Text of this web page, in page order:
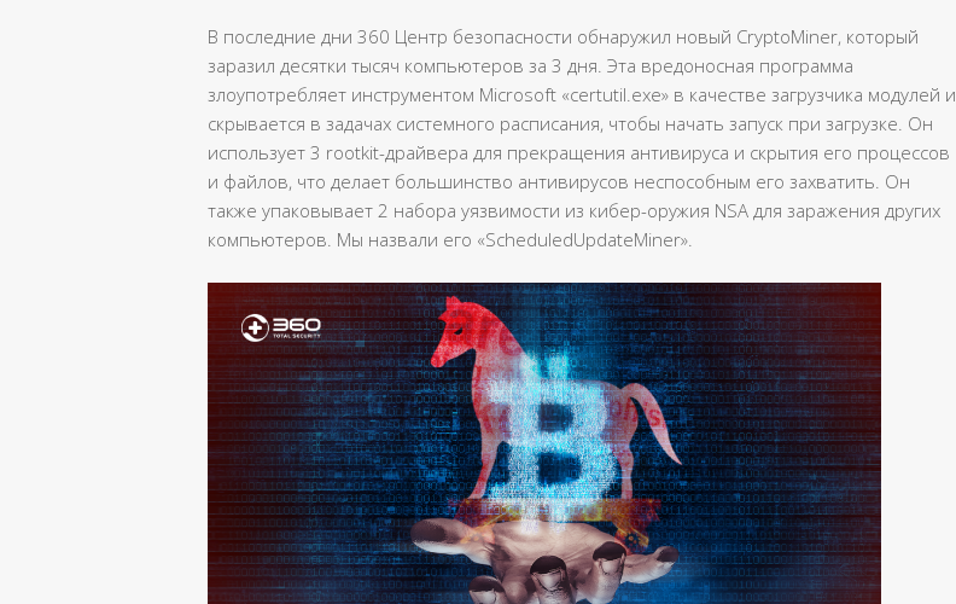
В последние дни 360 Центр безопасности обнаружил новый CryptoMiner, который
заразил десятки тысяч компьютеров за 3 дня. Эта вредоносная программа
злоупотребляет инструментом Microsoft «certutil.exe» в качестве загрузчика модулей и
скрывается в задачах системного расписания, чтобы начать запуск при загрузке. Он
использует 3 rootkit-драйвера для прекращения антивируса и скрытия его процессов
и файлов, что делает большинство антивирусов неспособным его захватить. Он
также упаковывает 2 набора уязвимости из кибер-оружия NSA для заражения других
компьютеров. Мы назвали его «ScheduledUpdateMiner».